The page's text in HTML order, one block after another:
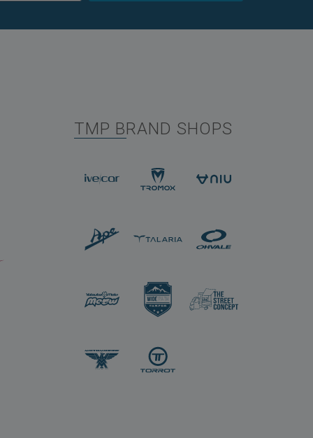
TMP BRAND SHOPS